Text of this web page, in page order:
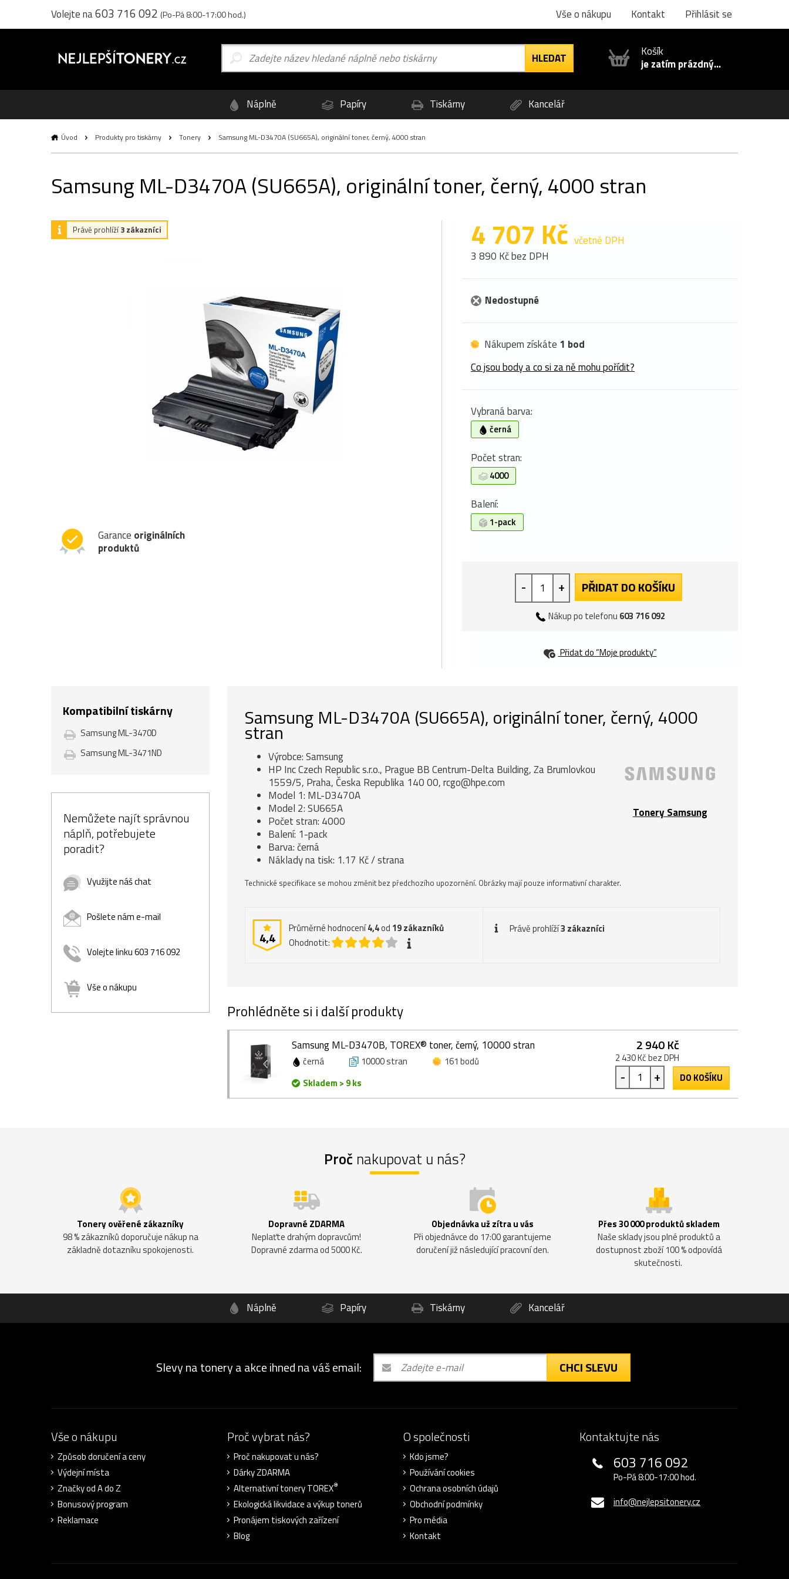
Volejte na603 716 092 (Po-Pá 8:00-17:00 hod.) Vše o nákupu Kontakt Přihlásit se
Košík
je zatím prázdný...
Náplně Papíry Tiskárny Kancelář
Úvod Produkty pro tiskárny Tonery Samsung ML-D3470A (SU665A), originální toner, černý, 4000 stran
Samsung ML-D3470A (SU665A), originální toner, černý, 4000 stran
Právě prohlíží3 zákazníci
Garance originálních
produktů
4 707 Kč včetně DPH
3 890 Kč bez DPH
Nedostupné
Nákupem získáte 1 bod
Co jsou body a co si za ně mohu pořídit?
Vybraná barva:
černá
Počet stran:
4000
Balení:
1-pack
- + PŘIDAT DO KOŠÍKU
Nákup po telefonu 603 716 092
Přidat do “Moje produkty”
Kompatibilní tiskárny
Samsung ML-3470D
Samsung ML-3471ND
Nemůžete najít správnou
náplň, potřebujete
poradit?
Využijte náš chat
Pošlete nám e-mail
Volejte linku 603 716 092
Vše o nákupu
Samsung ML-D3470A (SU665A), originální toner, černý, 4000
stran
Tonery Samsung
Výrobce: Samsung
HP Inc Czech Republic s.r.o., Prague BB Centrum-Delta Building, Za Brumlovkou
1559/5, Praha, Česka Republika 140 00, rcgo@hpe.com
Model 1: ML-D3470A
Model 2: SU665A
Počet stran: 4000
Balení: 1-pack
Barva: černá
Náklady na tisk: 1.17 Kč / strana
Technické specifikace se mohou změnit bez předchozího upozornění. Obrázky mají pouze informativní charakter.
4,4
Průměrné hodnocení4,4od 19zákazníků
Ohodnotit:
Právě prohlíží3 zákazníci
Prohlédněte si i další produkty
Samsung ML-D3470B, TOREX® toner, černý, 10000 stran
černá 10000 stran
161 bodů
Skladem > 9 ks
2 940 Kč
2 430 Kč bez DPH
- + DO KOŠÍKU
Proč nakupovat u nás?
Tonery ověřené zákazníky
98 % zákazníků doporučuje nákup na
základně dotazníku spokojenosti.
Dopravné ZDARMA
Neplaťte drahým dopravcům!
Dopravné zdarma od 5000 Kč.
Objednávka už zítra u vás
Při objednávce do 17:00 garantujeme
doručení již následující pracovní den.
Přes 30 000 produktů skladem
Naše sklady jsou plné produktů a
dostupnost zboží 100 % odpovídá
skutečnosti.
Náplně Papíry Tiskárny Kancelář
Slevy na tonery a akce ihned na váš email: CHCI SLEVU
Vše o nákupu
Způsob doručení a ceny
Výdejní místa
Značky od A do Z
Bonusový program
Reklamace
Proč vybrat nás?
Proč nakupovat u nás?
Dárky ZDARMA
Alternativní tonery TOREX®
Ekologická likvidace a výkup tonerů
Pronájem tiskových zařízení
Blog
O společnosti
Kdo jsme?
Používání cookies
Ochrana osobních údajů
Obchodní podmínky
Pro média
Kontakt
Kontaktujte nás
603 716 092
Po-Pá 8:00-17:00 hod.
info@nejlepsitonery.cz